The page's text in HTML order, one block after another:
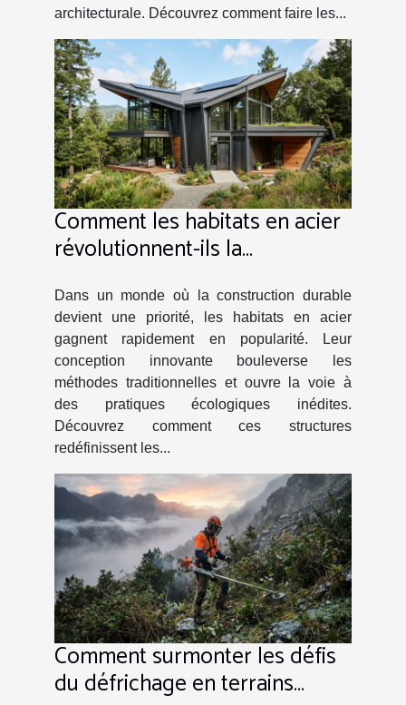
architecturale. Découvrez comment faire les...
Comment les habitats en acier
révolutionnent-ils la
Dans un monde où la construction durable
devient une priorité, les habitats en acier
gagnent rapidement en popularité. Leur
conception innovante bouleverse les
méthodes traditionnelles et ouvre la voie à
des pratiques écologiques inédites.
Découvrez comment ces structures
redéfinissent les...
Comment surmonter les défis
du défrichage en terrains